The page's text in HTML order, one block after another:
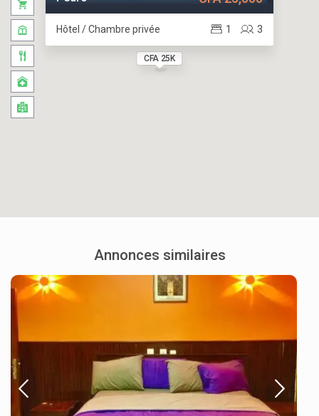
CFA 25K
Hôtel / Chambre privée 3
1
Annonces similaires